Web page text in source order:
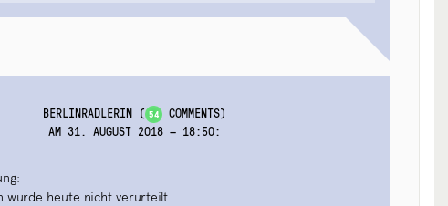
BERLINRADLERIN ( 54
COMMENTS)
AM 31. AUGUST 2018 — 18:50:
wurde heute nicht verurteilt.